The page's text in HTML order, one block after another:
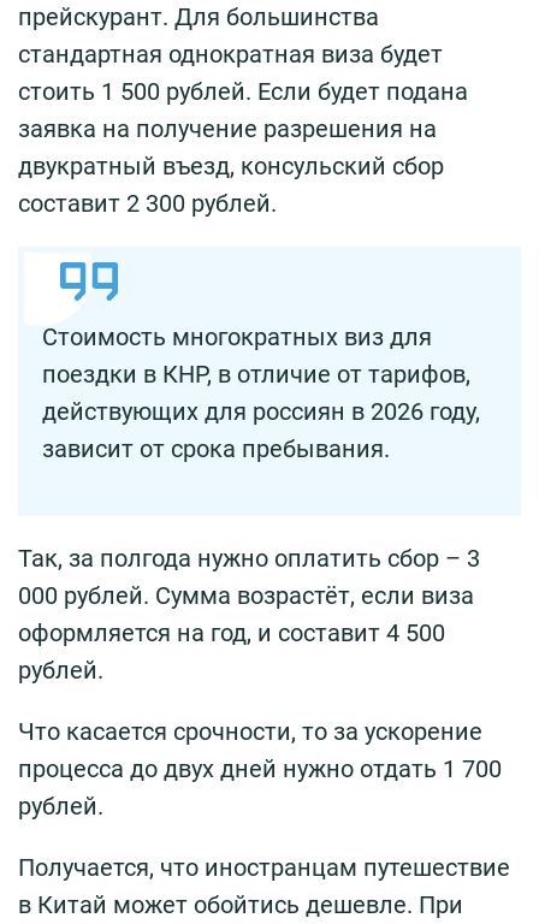
прейскурант. Для большинства
стандартная однократная виза будет
стоить 1 500 рублей. Если будет подана
заявка на получение разрешения на
двукратный въезд, консульский сбор
составит 2 300 рублей.
Стоимость многократных виз для
поездки в КНР, в отличие от тарифов,
действующих для россиян в 2026 году,
зависит от срока пребывания.
Так, за полгода нужно оплатить сбор – 3
000 рублей. Сумма возрастёт, если виза
оформляется на год, и составит 4 500
рублей.
Что касается срочности, то за ускорение
процесса до двух дней нужно отдать 1 700
рублей.
Получается, что иностранцам путешествие
в Китай может обойтись дешевле. При